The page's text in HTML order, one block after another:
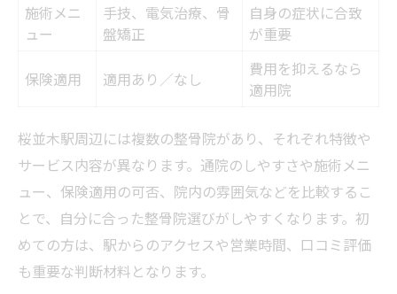
保険利用できる整骨院の選び方
桜並木駅周辺の保険対応整骨院比較
整骨院で保険手続きする際の注意点
桜並木駅近で叶う腰痛緩和の新常識
桜並木駅近くの整骨院最新情報まとめ
腰痛緩和のための整骨院選び新基準
整骨院で叶う腰痛対策の新しい方法
駅近整骨院の通院メリットを徹底解説
桜並木駅周辺整骨院の口コミ傾向分析
施術メニ
ュー
手技、電気治療、骨
盤矯正
自身の症状に合致
が重要
保険適用 適用あり／なし
費用を抑えるなら
適用院
桜並木駅周辺には複数の整骨院があり、それぞれ特徴や
サービス内容が異なります。通院のしやすさや施術メニ
ュー、保険適用の可否、院内の雰囲気などを比較するこ
とで、自分に合った整骨院選びがしやすくなります。初
めての方は、駅からのアクセスや営業時間、口コミ評価
も重要な判断材料となります。